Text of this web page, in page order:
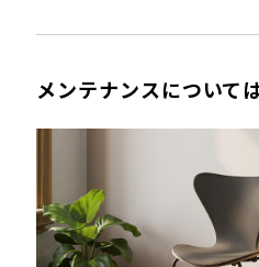
メンテナンスについて